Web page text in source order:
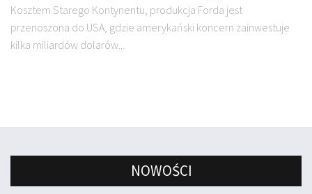
Kosztem Starego Kontynentu, produkcja Forda jest
przenoszona do USA, gdzie amerykański koncern zainwestuje
kilka miliardów dolarów...
NOWOŚCI